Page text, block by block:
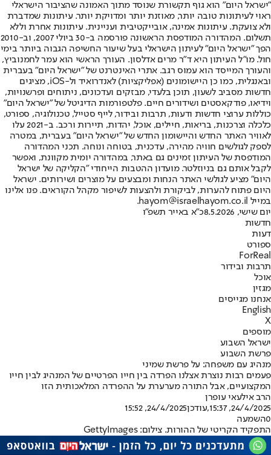
"ישראל היום" הוא גוף תקשורת שנוסד מתוך האמונה שהציבור הישראלי
ראוי לעיתונות טובה יותר, מאוזנת יותר ומדויקת יותר. עיתונות שמדברת
ולא צועקת. עיתונות אמינה, אובייקטיבית ועניינית. עיתונות אחרת וללא
תשלום. המהדורה המודפסת הראשונה פורסמה ב-30 ביולי 2007, וב-2010
הפך "ישראל היום" לעיתון הישראלי בעל שיעור החשיפה הגבוה ביותר בימי
חול. מו"ל העיתון היא ד"ר מרים אדלסון. העורך הראשי הוא עמר לחמנוביץ,
והעורך המייסד הוא עמוס רגב. אתרי האינטרנט של "ישראל היום" בעברית
ובאנגלית, כמו כן היישומונים (אפליקציות) לאנדרואיד ול-iOS, מציגים
חדשות מסביב לשעון, תוכן בלעדי, מבזקים ועדכונים, ניתוחים ופרשנויות,
וידיאו, פודקאסטים ושידורים חיים. פלטפורמות הדיגיטל של "ישראל היום"
כוללות ערוצי חדשות ודעות, תרבות ובידור, לייף סטייל, טכנולוגיה, ספורט,
כלכלה וצרכנות, בריאות, חיילים, אוכל, יהדות, תיירות ורכב. ב-2021 עלו
לאוויר האתר החדש והיישומון החדש של "ישראל היום" בעברית, במטרה
לספק לגולשים חוויה מהירה, עדכנית, בטוחה ונוחה. תכני המהדורה
המודפסת של העיתון זמינים גם באתר, במהדורה יומית מקוונת, ואפשר
לקבל אותם גם בניוזלטר. מועדון ההטבות הייחודי "הקליקה של ישראל
היום" מציע לגולשי האתר הנחות ומבצעים על מוצרים ושירותים. ישראל
היום פתוח להערות, לביקורת ולהצעות לשיפור מקהל הקוראים. פנו אלינו
במייל hayom@israelhayom.co.il.
יום שישי, 8.5.2026
כ"א באייר תשפ"ו
חדשות
דעות
ספורט
ForReal
תרבות ובידור
אוכל
מגזין
אנחנו מגייסים
English
X
מוספים
ישראל השבוע
פרשת השבוע
מנהיג עם משפחה: על פרשת שמיני
פעמים רבות נוצרת אצלנו הפרדה בין חייו הפרטיים של המנהיג לבין חייו
המקצועיים, אבל התורה מערערת על ההפרדה המלאכותית הזו
הרב אילעאי עופרן
24/4/2025, 15:37
,עודכן24/4/2025, 15:52
0השמעה
התפקיד הקריטי של ההורות. צילום: GettyImages